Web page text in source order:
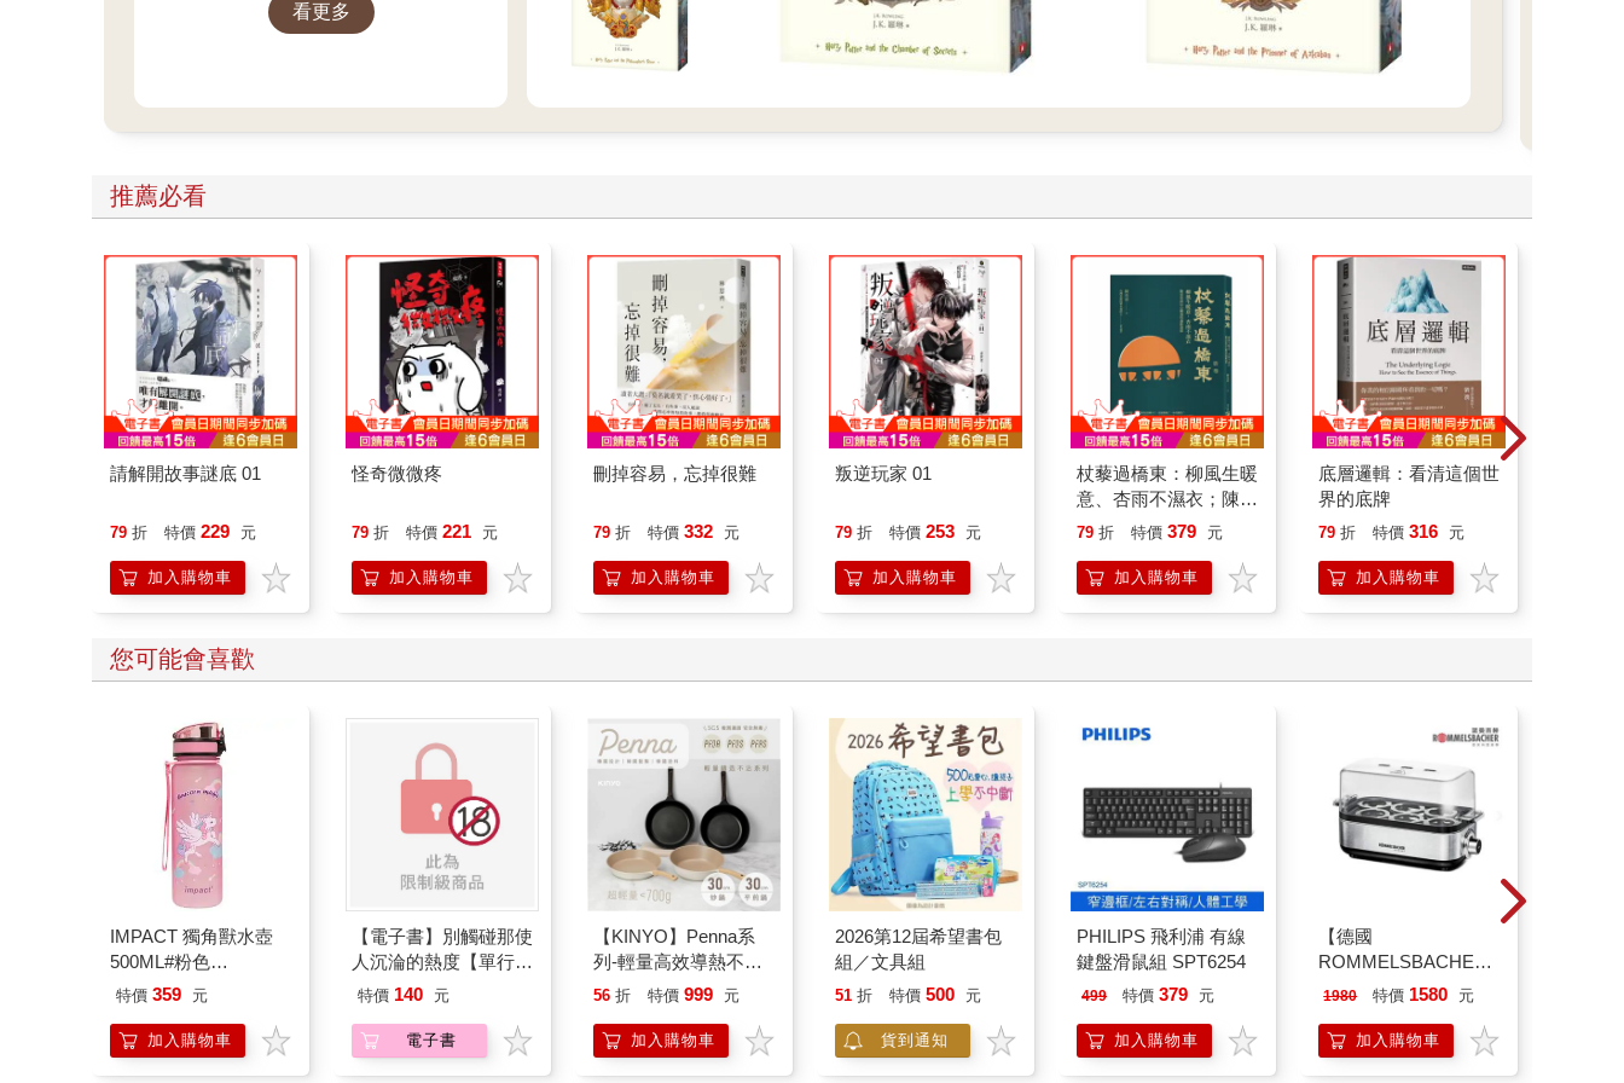
看更多
推薦必看
請解開故事謎底 01
79 折 特價 229 元
加入購物車
怪奇微微疼
79 折 特價 221 元
加入購物車
刪掉容易，忘掉很難
79 折 特價 332 元
加入購物車
叛逆玩家 01
79 折 特價 253 元
加入購物車
杖藜過橋東：柳風生暖
意、杏雨不濕衣；陳亮
恭談以心轉境的適齡漫
79 折 特價 379 元
加入購物車
底層邏輯：看清這個世
界的底牌
79 折 特價 316 元
加入購物車
您可能會喜歡
IMPACT 獨角獸水壺
500ML#粉色
IM00B11PK
特價 359 元
加入購物車
【電子書】別觸碰那使
人沉淪的熱度【單行本
版】
特價 140 元
電子書
【KINYO】Penna系
列-輕量高效導熱不沾
平煎鍋30cm
56 折 特價 999 元
加入購物車
2026第12屆希望書包
組／文具組
51 折 特價 500 元
貨到通知
PHILIPS 飛利浦 有線
鍵盤滑鼠組 SPT6254
499 特價 379 元
加入購物車
【德國
ROMMELSBACHE諾
曼百赫】多功能煮蛋
ER600/ER-600
1980 特價 1580 元
加入購物車